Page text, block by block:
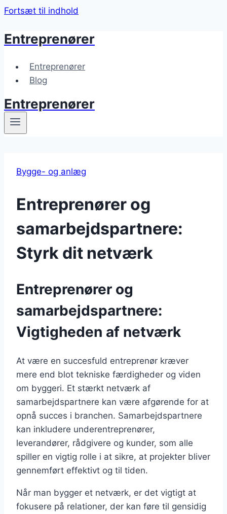
Fortsæt til indhold
Entreprenører
Entreprenører
Blog
Entreprenører
Bygge- og anlæg
Entreprenører og
samarbejdspartnere:
Styrk dit netværk
Entreprenører og
samarbejdspartnere:
Vigtigheden af netværk
At være en succesfuld entreprenør kræver
mere end blot tekniske færdigheder og viden
om byggeri. Et stærkt netværk af
samarbejdspartnere kan være afgørende for at
opnå succes i branchen. Samarbejdspartnere
kan inkludere underentreprenører,
leverandører, rådgivere og kunder, som alle
spiller en vigtig rolle i at sikre, at projekter bliver
gennemført effektivt og til tiden.
Når man bygger et netværk, er det vigtigt at
fokusere på relationer, der kan føre til gensidig